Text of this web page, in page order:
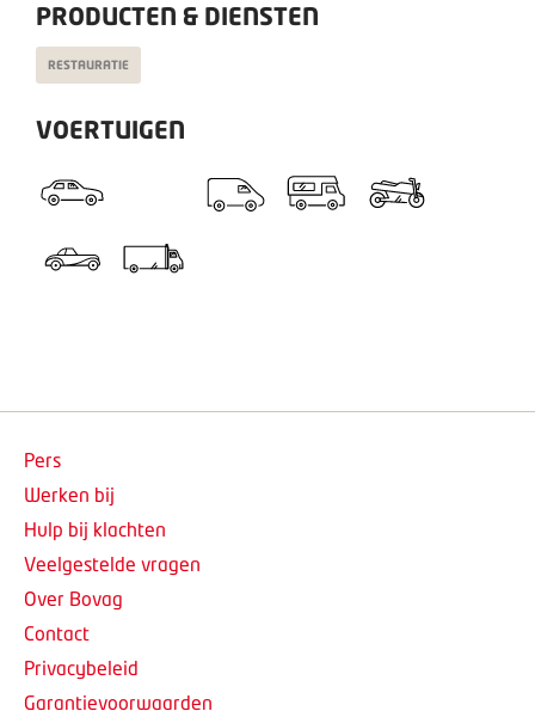
PRODUCTEN & DIENSTEN
RESTAURATIE
VOERTUIGEN
Pers
Werken bij
Hulp bij klachten
Veelgestelde vragen
Over Bovag
Contact
Privacybeleid
Garantievoorwaarden